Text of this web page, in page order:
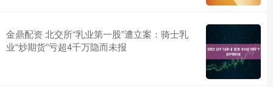
金鼎配资 北交所“乳业第一股”遭立案：骑士乳
业“炒期货”亏超4千万隐而未报